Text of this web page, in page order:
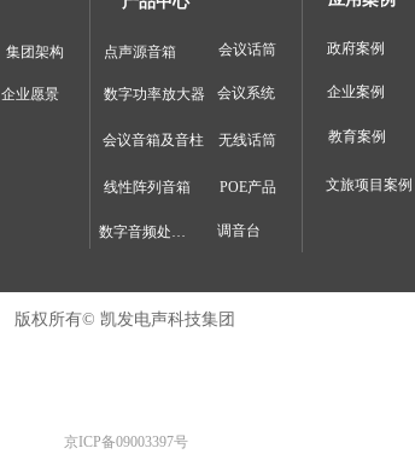
企业案例
政府案例
文旅项目案例
教育案例
会议音箱及音柱
数字功率放大器
点声源音箱
数字音频处理器
线性阵列音箱
企业愿景
集团架构 会议话筒
会议系统
无线话筒
调音台
POE产品
版权所有© 凯发电声科技集团
京ICP备09003397号